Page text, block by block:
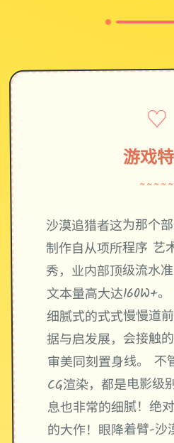
♡
游戏
~~~~~
沙漠追猎者这为那个
制作自从项所程序 艺
秀，业内部顶级流水
文本量高大达160W+
细腻式的式式慢慢道
据与启发展，会接触
审美同刻置身线。 不
CG渲染，都是电影级
息也非常的细腻！绝
的大作！眼降着臂-沙